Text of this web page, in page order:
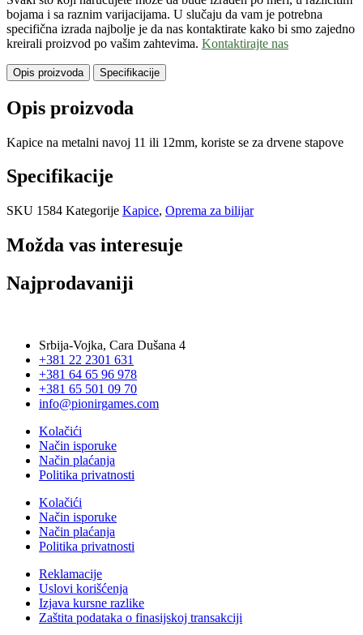
bojama i sa raznim varijacijama. U slučaju da vam je potrebna
specifična izrada najbolje je da nas kontaktirate kako bi smo zajedno
kreirali proizvod po vašim zahtevima. Kontaktirajte nas
Opis proizvoda Specifikacije
Opis proizvoda
Kapice na metalni navoj 11 ili 12mm, koriste se za drvene stapove
Specifikacije
SKU 1584 Kategorije Kapice, Oprema za bilijar
Možda vas interesuje
Najprodavaniji
Srbija-Vojka, Cara Dušana 4
+381 22 2301 631
+381 64 65 96 978
+381 65 501 09 70
info@pionirgames.com
Kolačići
Način isporuke
Način plaćanja
Politika privatnosti
Kolačići
Način isporuke
Način plaćanja
Politika privatnosti
Reklamacije
Uslovi korišćenja
Izjava kursne razlike
Zaštita podataka o finasijskoj transakciji